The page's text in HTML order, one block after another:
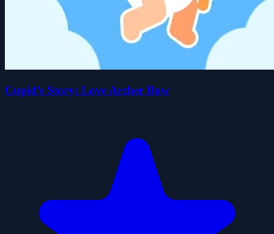
Cupid’s Story: Love Archer Bow